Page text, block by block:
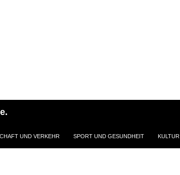
UND VERKEHR SPORT UND GESUNDHEIT KULTUR